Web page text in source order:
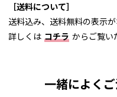
［送料について］
送料込み、送料無料の表示
詳しくは コチラ からご覧い
一緒によく